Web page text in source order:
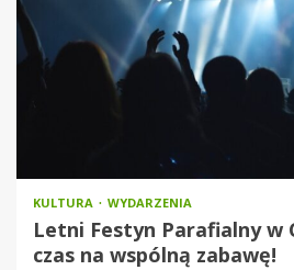
KULTURA WYDARZENIA
Letni Festyn Parafialny w
czas na wspólną zabawę!